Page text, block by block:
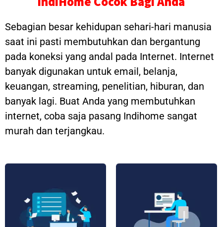
Sebagian besar kehidupan sehari-hari manusia
saat ini pasti membutuhkan dan bergantung
pada koneksi yang andal pada Internet. Internet
banyak digunakan untuk email, belanja,
keuangan, streaming, penelitian, hiburan, dan
banyak lagi. Buat Anda yang membutuhkan
internet, coba saja pasang Indihome sangat
murah dan terjangkau.